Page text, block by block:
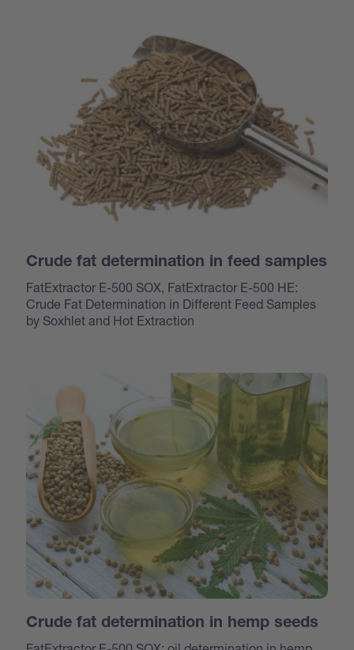
Crude fat determination in feed samples
FatExtractor E-500 SOX, FatExtractor E-500 HE:
Crude Fat Determination in Different Feed Samples
by Soxhlet and Hot Extraction
Crude fat determination in hemp seeds